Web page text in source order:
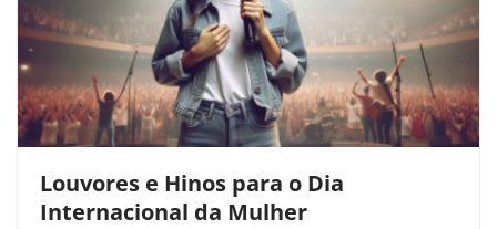
Louvores e Hinos para o Dia
Internacional da Mulher